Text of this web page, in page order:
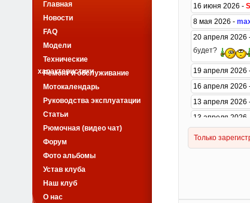
Главная
Новости
FAQ
Модели
Технические
характеристики
Ремонт и обслуживание
Мотокалендарь
Руководства эксплуатации
Статьи
Рюмочная (видео чат)
Форум
Фото альбомы
Устав клуба
Наш клуб
О нас